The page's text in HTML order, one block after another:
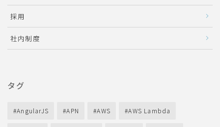
採用
社内制度
タグ
AngularJS APN AWS AWS Lambda